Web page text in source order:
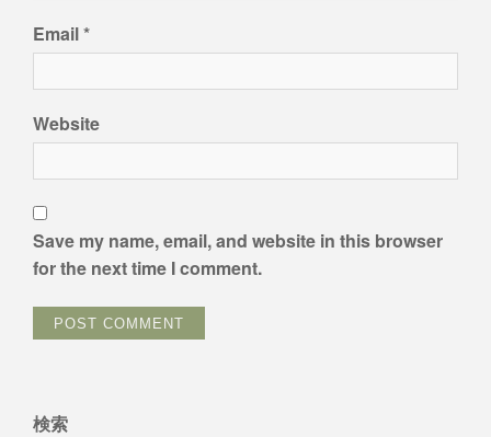
Email*
Website
Save my name, email, and website in this browser
for the next time I comment.
検索